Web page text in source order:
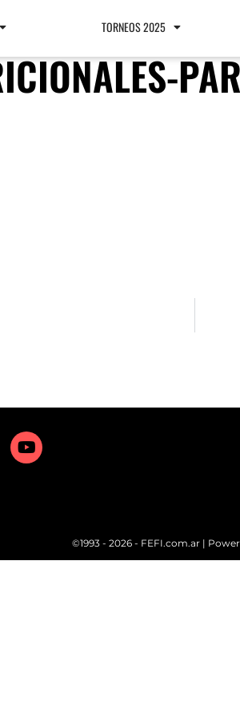
TORNEOS 2025
©1993 - 2026 - FEFI.com.ar |